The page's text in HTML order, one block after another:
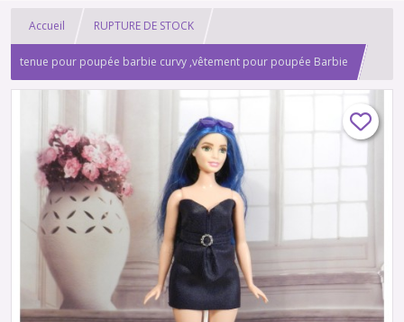
Accueil RUPTURE DE STOCK
tenue pour poupée barbie curvy ,vêtement pour poupée Barbie